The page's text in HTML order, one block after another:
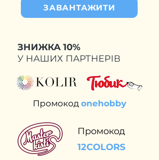
ЗАВАНТАЖИТИ
ЗНИЖКА 10%
У НАШИХ ПАРТНЕРІВ
Промокод onehobby
Промокод
12COLORS